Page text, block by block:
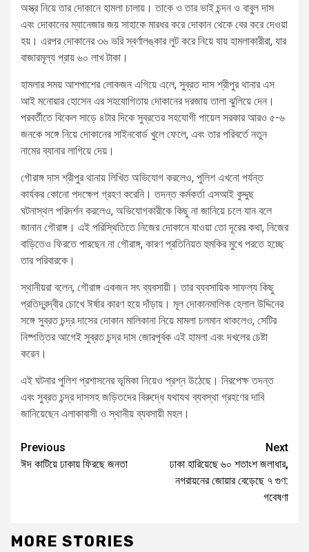
অস্ত্র নিয়ে তার দোকানে হামলা চালায়। তাকে ও তার ভাই চন্দন ও বাবুল দাস
এবং দোকানের ম্যানেজার জয় সাহাকে মারধর করে দোকান থেকে বের করে দেওয়া
হয়। এরপর দোকানের ৩৬ ভরি স্বর্ণালঙ্কার লুট করে নিয়ে যায় হামলাকারীরা, যার
বাজারমূল্য প্রায় ৬০ লাখ টাকা।
হামলার সময় আশপাশের লোকজন এগিয়ে এলে, সুব্রত দাস শ্রীপুর থানার এস
আই মনোয়ার হোসেন এর সহযোগিতায় দোকানের দরজায় তালা ঝুলিয়ে দেন।
পরবর্তীতে বিকেল সাড়ে ৪টার দিকে সুব্রতের সহযোগী পায়েল সরকার আরও ৫-৬
জনকে সঙ্গে নিয়ে দোকানের সাইনবোর্ড খুলে ফেলে, এবং তার পরিবর্তে নতুন
নামের ব্যানার লাগিয়ে দেয়।
গৌরাঙ্গ দাস শ্রীপুর থানায় লিখিত অভিযোগ করলেও, পুলিশ এখনো পর্যন্ত
কার্যকর কোনো পদক্ষেপ গ্রহণ করেনি। তদন্ত কর্মকর্তা এসআই কুদ্দুছ
ঘটনাস্থল পরিদর্শন করলেও, অভিযোগকারীকে কিছু না জানিয়ে চলে যান বলে
জানান গৌরাঙ্গ। এই পরিস্থিতিতে নিজের দোকানে যাওয়া তো দূরের কথা, নিজের
বাড়িতেও ফিরতে পারছেন না গৌরাঙ্গ, কারণ প্রতিনিয়ত হুমকির মুখে পরতে হচ্ছে
তার পরিবারকে।
স্থানীয়রা বলেন, গৌরাঙ্গ একজন সৎ ব্যবসায়ী। তার ব্যবসায়িক সাফল্য কিছু
প্রতিদ্বন্দ্বীর চোখে ঈর্ষার কারণ হয়ে দাঁড়ায়। মূল দোকানমালিক হেলাল উদ্দিনের
সঙ্গে সুব্রত চন্দ্র দাসের দোকান মালিকানা নিয়ে মামলা চলমান থাকলেও, সেটির
নিষ্পত্তির আগেই সুব্রত চন্দ্র দাস জোরপূর্বক এই হামলা এবং দখলের চেষ্টা
করেন।
এই ঘটনার পুলিশ প্রশাসনের ভূমিকা নিয়েও প্রশ্ন উঠেছে। নিরপেক্ষ তদন্ত
এবং সুব্রত চন্দ্র দাসসহ জড়িতদের বিরুদ্ধে যথাযথ ব্যবস্থা গ্রহণের দাবি
জানিয়েছেন এলাকাবাসী ও স্থানীয় ব্যবসায়ী মহল।
Previous
ঈদ কাটিয়ে ঢাকায় ফিরছে জনতা
Next
ঢাকা হারিয়েছে ৬০ শতাংশ জলাধার,
নগরায়নের জোয়ার বেড়েছে ৭ গুণ:
গবেষণা
MORE STORIES